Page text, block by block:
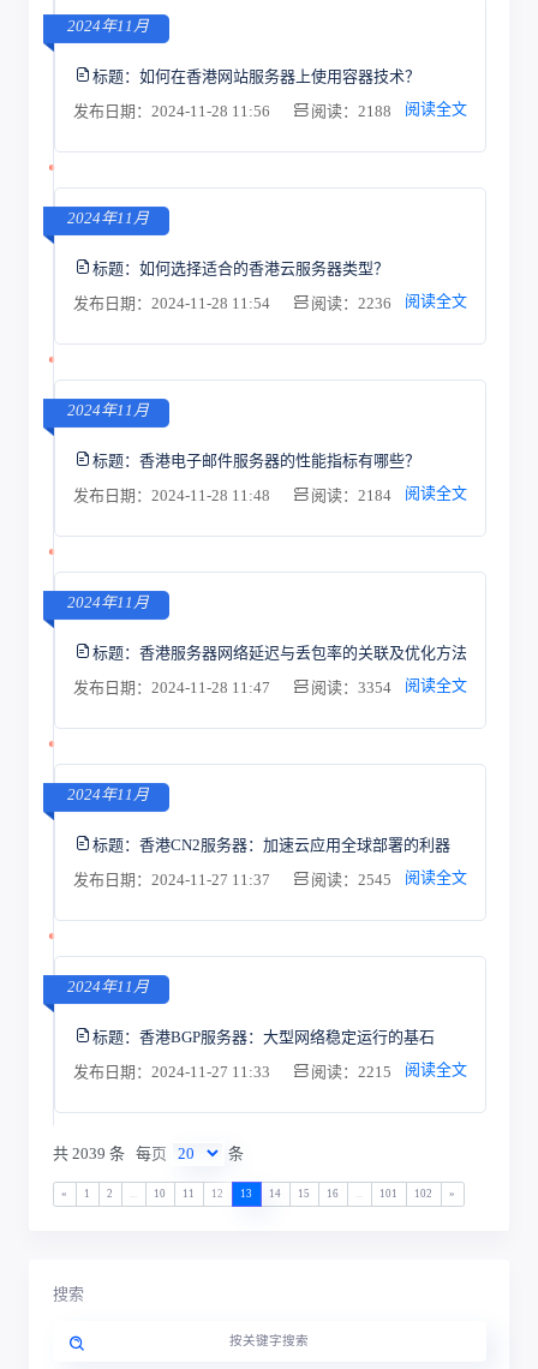
2024年11月
标题： 如何在香港网站服务器上使用容器技术？
发布日期：2024-11-28 11:56
阅读：2188 阅读全文
2024年11月
标题： 如何选择适合的香港云服务器类型？
发布日期：2024-11-28 11:54
阅读：2236 阅读全文
2024年11月
标题： 香港电子邮件服务器的性能指标有哪些？
发布日期：2024-11-28 11:48
阅读：2184 阅读全文
2024年11月
标题： 香港服务器网络延迟与丢包率的关联及优化方法
发布日期：2024-11-28 11:47
阅读：3354 阅读全文
2024年11月
标题： 香港CN2服务器：加速云应用全球部署的利器
发布日期：2024-11-27 11:37
阅读：2545 阅读全文
2024年11月
标题： 香港BGP服务器：大型网络稳定运行的基石
发布日期：2024-11-27 11:33
阅读：2215 阅读全文
共 2039 条 每页 条
« 1 2 10 11 12 13 14 15 16 101 102 »
搜索